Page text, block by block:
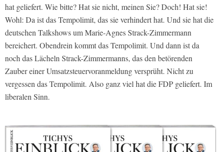
hat geliefert. Wie bitte? Hat sie nicht, meinen Sie? Doch! Hat sie!
Wohl: Da ist das Tempolimit, das sie verhindert hat. Und sie hat die
deutschen Talkshows um Marie-Agnes Strack-Zimmermann
bereichert. Obendrein kommt das Tempolimit. Und dann ist da
noch das Lächeln Strack-Zimmermanns, das den betörenden
Zauber einer Umsatzsteuervoranmeldung versprüht. Nicht zu
vergessen das Tempolimit. Also ganz viel hat die FDP geliefert. Im
liberalen Sinn.